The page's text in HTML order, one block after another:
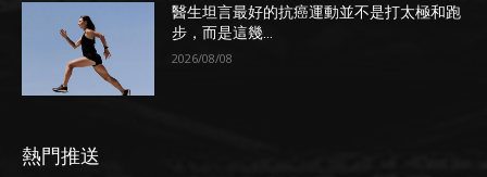
醫生坦言最好的抗癌運動並不是打太極和跑
步，而是這幾...
2026/08/08
熱門推送